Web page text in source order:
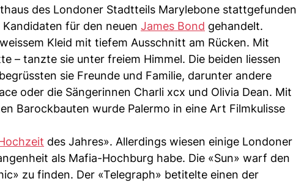
des Londoner Stadtteils Marylebone stattgefunden
für den neuen James Bond gehandelt.
Kleid mit tiefem Ausschnitt am Rücken. Mit
– tanzte sie unter freiem Himmel. Die beiden liessen
sie Freunde und Familie, darunter andere
oder die Sängerinnen Charli xcx und Olivia Dean. Mit
Barockbauten wurde Palermo in eine Art Filmkulisse
des Jahres». Allerdings wiesen einige Londoner
als Mafia-Hochburg habe. Die «Sun» warf den
zu finden. Der «Telegraph» betitelte einen der